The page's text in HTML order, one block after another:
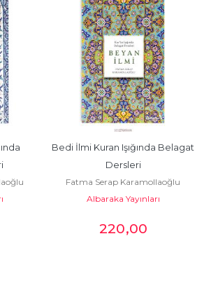
Bedi İlmi Kuran Işığında Belagat
Dersleri
Fatma Serap Karamollaoğlu
Albaraka Yayınları
220,00